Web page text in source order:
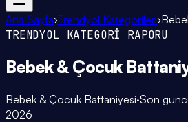
Ana Sayfa›Trendyol Kategorileri›
TRENDYOL KATEGORİ RAPORU
Bebek & Çocuk
Bebek & Çocuk Battaniyesi·Son
2026